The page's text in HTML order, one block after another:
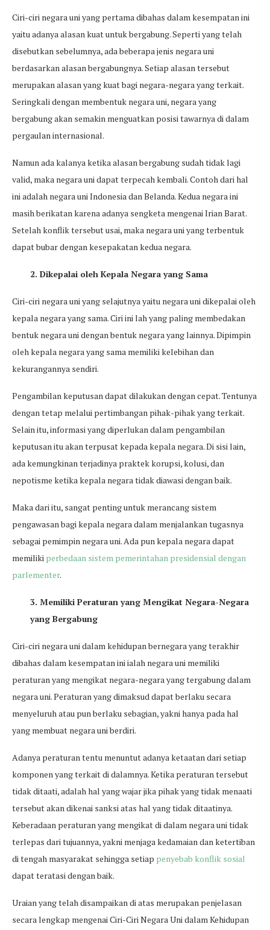
Ciri-ciri negara uni yang pertama dibahas dalam kesempatan ini
yaitu adanya alasan kuat untuk bergabung. Seperti yang telah
disebutkan sebelumnya, ada beberapa jenis negara uni
berdasarkan alasan bergabungnya. Setiap alasan tersebut
merupakan alasan yang kuat bagi negara-negara yang terkait.
Seringkali dengan membentuk negara uni, negara yang
bergabung akan semakin menguatkan posisi tawarnya di dalam
pergaulan internasional.
Namun ada kalanya ketika alasan bergabung sudah tidak lagi
valid, maka negara uni dapat terpecah kembali. Contoh dari hal
ini adalah negara uni Indonesia dan Belanda. Kedua negara ini
masih berikatan karena adanya sengketa mengenai Irian Barat.
Setelah konflik tersebut usai, maka negara uni yang terbentuk
dapat bubar dengan kesepakatan kedua negara.
2. Dikepalai oleh Kepala Negara yang Sama
Ciri-ciri negara uni yang selajutnya yaitu negara uni dikepalai oleh
kepala negara yang sama. Ciri ini lah yang paling membedakan
bentuk negara uni dengan bentuk negara yang lainnya. Dipimpin
oleh kepala negara yang sama memiliki kelebihan dan
kekurangannya sendiri.
Pengambilan keputusan dapat dilakukan dengan cepat. Tentunya
dengan tetap melalui pertimbangan pihak-pihak yang terkait.
Selain itu, informasi yang diperlukan dalam pengambilan
keputusan itu akan terpusat kepada kepala negara. Di sisi lain,
ada kemungkinan terjadinya praktek korupsi, kolusi, dan
nepotisme ketika kepala negara tidak diawasi dengan baik.
Maka dari itu, sangat penting untuk merancang sistem
pengawasan bagi kepala negara dalam menjalankan tugasnya
sebagai pemimpin negara uni. Ada pun kepala negara dapat
memiliki perbedaan sistem pemerintahan presidensial dengan
parlementer.
3. Memiliki Peraturan yang Mengikat Negara-Negara
yang Bergabung
Ciri-ciri negara uni dalam kehidupan bernegara yang terakhir
dibahas dalam kesempatan ini ialah negara uni memiliki
peraturan yang mengikat negara-negara yang tergabung dalam
negara uni. Peraturan yang dimaksud dapat berlaku secara
menyeluruh atau pun berlaku sebagian, yakni hanya pada hal
yang membuat negara uni berdiri.
Adanya peraturan tentu menuntut adanya ketaatan dari setiap
komponen yang terkait di dalamnya. Ketika peraturan tersebut
tidak ditaati, adalah hal yang wajar jika pihak yang tidak menaati
tersebut akan dikenai sanksi atas hal yang tidak ditaatinya.
Keberadaan peraturan yang mengikat di dalam negara uni tidak
terlepas dari tujuannya, yakni menjaga kedamaian dan ketertiban
di tengah masyarakat sehingga setiap penyebab konflik sosial
dapat teratasi dengan baik.
Uraian yang telah disampaikan di atas merupakan penjelasan
secara lengkap mengenai Ciri-Ciri Negara Uni dalam Kehidupan